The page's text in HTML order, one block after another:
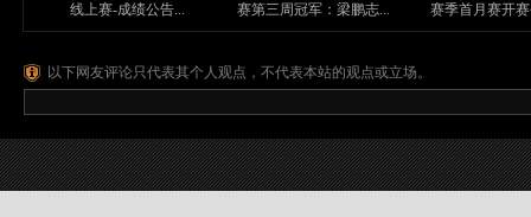
线上赛-成绩公告...
赛第三周冠军：梁鹏志...
赛季首月赛开
以下网友评论只代表其个人观点，不代表本站的观点或立场。